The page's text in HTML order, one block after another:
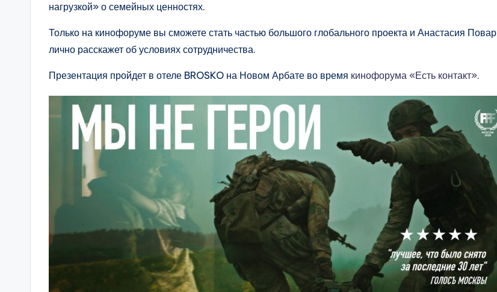
нагрузкой» о семейных ценностях.
Только на кинофоруме вы сможете стать частью большого глобального проекта и Анастасия Повар
лично расскажет об условиях сотрудничества.
Презентация пройдет в отеле BROSKO на Новом Арбате во время кинофорума «Есть контакт».